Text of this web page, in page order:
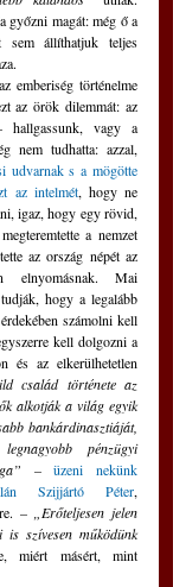
győzni magát: még ő a
állíthatjuk teljes
az örök dilemmát: az
hallgassunk, vagy a
nem tudhatta: azzal,
udvarnak s a mögötte
az intelmét, hogy ne
igaz, hogy egy rövid,
a nemzet
az ország népét az
elnyomásnak. Mai
hogy a legalább
számolni kell
kell dolgozni a
és az elkerülhetetlen
család története az
alkotják a világ egyik
bankárdinasztiáját,
pénzügyi
– üzeni nekünk
Szijjártó Péter,
– „Erőteljesen jelen
is szívesen működünk
miért másért, mint